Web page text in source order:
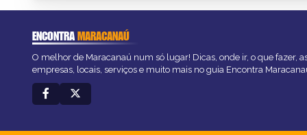
ENCONTRAMARACANAÚ
O melhor de Maracanaú num só lugar! Dicas, onde ir, o que fazer,
empresas, locais, serviços e muito mais no guia Encontra